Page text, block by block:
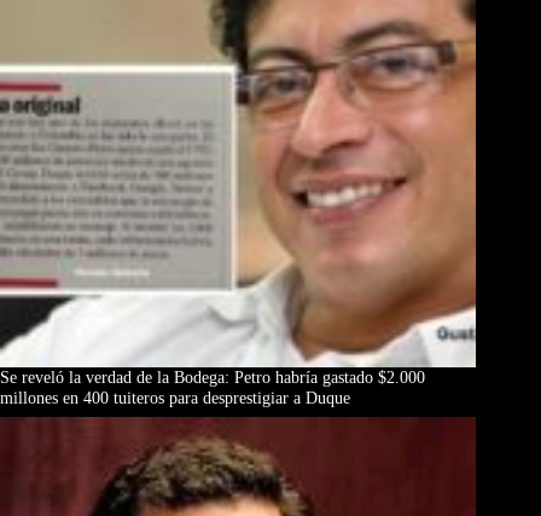
Se reveló la verdad de la Bodega: Petro habría gastado $2.000
millones en 400 tuiteros para desprestigiar a Duque